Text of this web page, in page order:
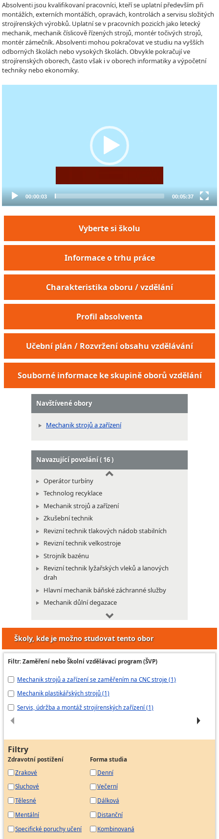
Absolventi jsou kvalifikovaní pracovníci, kteří se uplatní především při
montážích, externích montážích, opravách, kontrolách a servisu složitých
strojírenských výrobků. Uplatní se v pracovních pozicích jako letecký
mechanik, mechanik číslicově řízených strojů, montér točivých strojů,
montér zámečník. Absolventi mohou pokračovat ve studiu na vyšších
odborných školách nebo vysokých školách. Obvykle pokračují ve
strojírenských oborech, často však i v oborech informatiky a výpočetní
techniky nebo ekonomiky.
00:00:03 00:05:37
Vyberte si školu
Informace o trhu práce
Charakteristika oboru / vzdělání
Profil absolventa
Učební plán / Rozvržení obsahu vzdělávání
Souborné informace ke skupině oborů vzdělání
Navštívené obory
Mechanik strojů a zařízení
Navazující povolání ( 16 )
Vedoucí důlní klimatizace
Strojník papírenského stroje
Strojník rozvlákňování
Strojvedoucí papírenského stroje
Operátor turbíny
Technolog recyklace
Mechanik strojů a zařízení
Zkušební technik
Revizní technik tlakových nádob stabilních
Revizní technik velkostroje
Strojník bazénu
Revizní technik lyžařských vleků a lanových
drah
Hlavní mechanik báňské záchranné služby
Mechanik důlní degazace
Vedoucí důlní klimatizace
Strojník regeneračního kotle
Strojník sušicího a odvodňovacího stroje
Strojník papírenského stroje
Strojvedoucí papírenského stroje
Školy, kde je možno studovat tento obor
Filtr: Zaměření nebo Školní vzdělávací program (ŠVP)
Mechanik strojů a zařízení se zaměřením na CNC stroje (1)
Mechanik plastikářských strojů (1)
Servis, údržba a montáž strojírenských zařízení (1)
Filtry
Zdravotní postižení
Zrakové
Sluchové
Tělesné
Mentální
Specifické poruchy učení
Forma studia
Denní
Večerní
Dálková
Distanční
Kombinovaná